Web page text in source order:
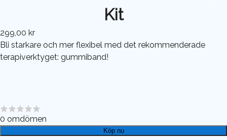
Kit
299,00 kr
Bli starkare och mer flexibel med det rekommenderade
terapiverktyget: gummiband!
0 omdömen
Köp nu